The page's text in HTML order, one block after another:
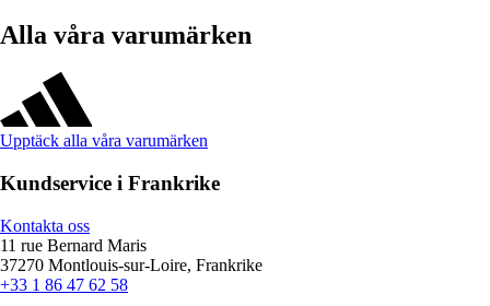
Alla våra varumärken
Upptäck alla våra varumärken
Kundservice i Frankrike
Kontakta oss
11 rue Bernard Maris
37270 Montlouis-sur-Loire, Frankrike
+33 1 86 47 62 58